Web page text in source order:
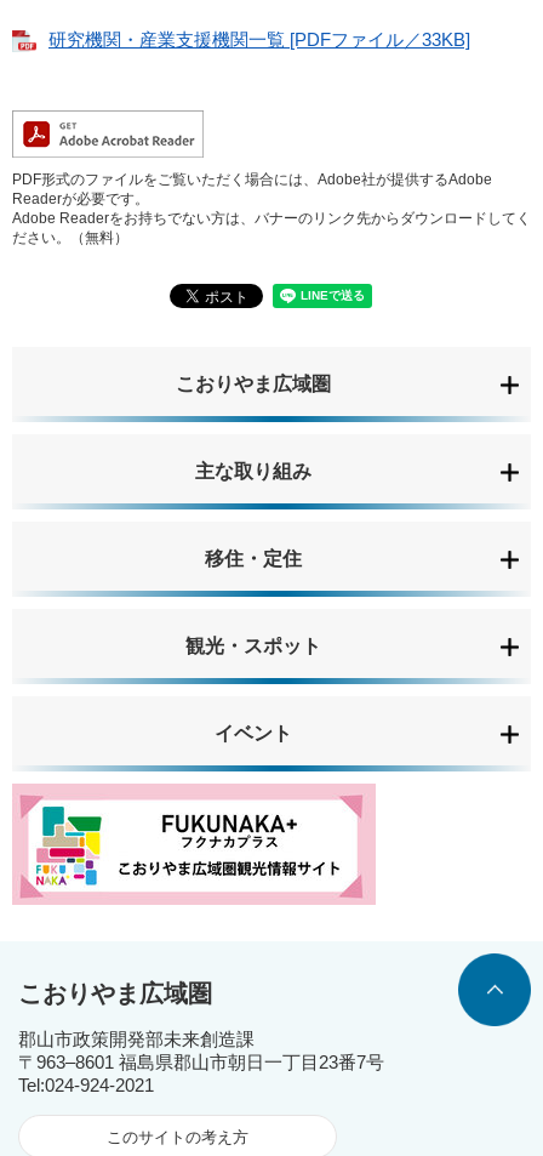
研究機関・産業支援機関一覧 [PDFファイル／33KB]
PDF形式のファイルをご覧いただく場合には、Adobe社が提供するAdobe
Readerが必要です。
Adobe Readerをお持ちでない方は、バナーのリンク先からダウンロードしてく
ださい。（無料）
こおりやま広域圏
主な取り組み
移住・定住
観光・スポット
イベント
こおりやま広域圏
郡山市政策開発部未来創造課
〒963‒8601 福島県郡山市朝日一丁目23番7号
Tel:024-924-2021
このサイトの考え方